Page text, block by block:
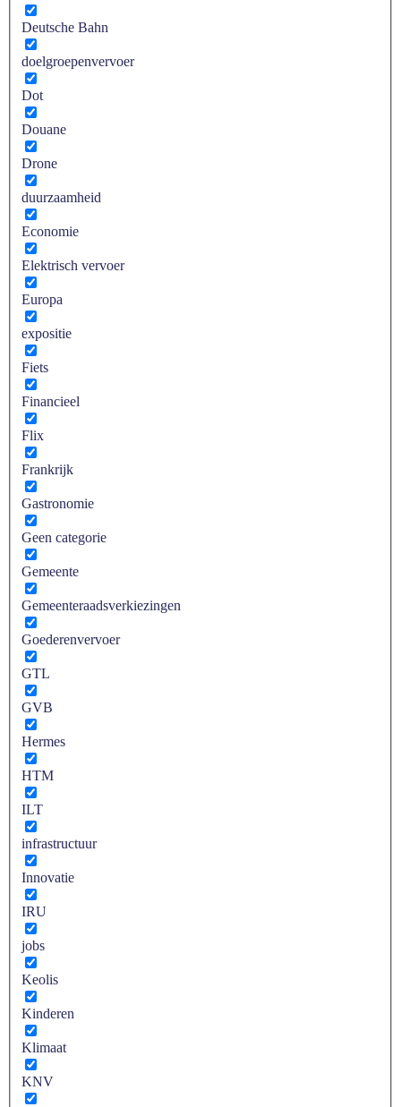
Deutsche Bahn
doelgroepenvervoer
Dot
Douane
Drone
duurzaamheid
Economie
Elektrisch vervoer
Europa
expositie
Fiets
Financieel
Flix
Frankrijk
Gastronomie
Geen categorie
Gemeente
Gemeenteraadsverkiezingen
Goederenvervoer
GTL
GVB
Hermes
HTM
ILT
infrastructuur
Innovatie
IRU
jobs
Keolis
Kinderen
Klimaat
KNV